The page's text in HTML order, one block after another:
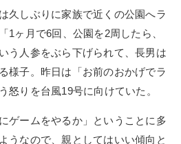
久しぶりに家族で近くの公園へラ
1ヶ月で6回、公園を2周したら、
う人参をぶら下げられて、長男は
様子。昨日は「お前のおかげでラ
怒りを台風19号に向けていた。
ゲームをやるか」ということに多
うなので、親としてはいい傾向と